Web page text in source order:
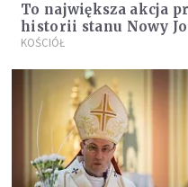
To największa akcja
historii stanu Nowy
odpowiedź na
KOŚCIÓŁ